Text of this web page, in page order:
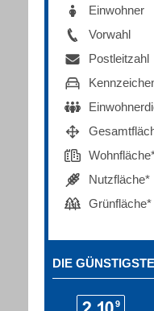
Einwohner
Vorwahl
Postleitzahl
Nutzfläche*
Grünfläche*
DIE